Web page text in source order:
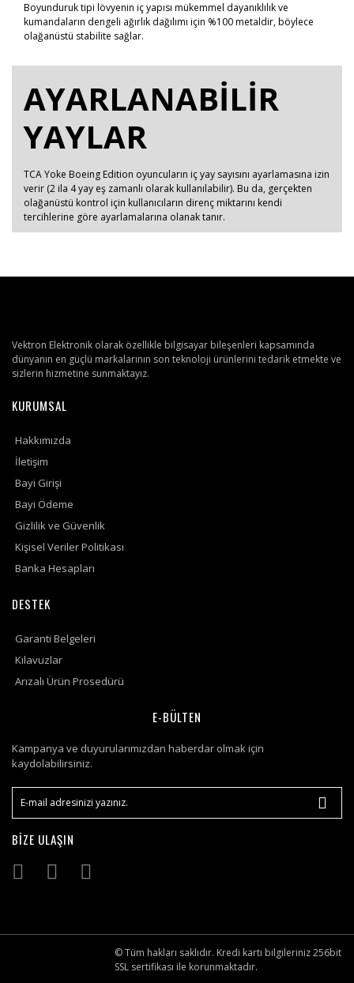
Boyunduruk tipi lövyenin iç yapısı mükemmel dayanıklılık ve
kumandaların dengeli ağırlık dağılımı için %100 metaldir, böylece
olağanüstü stabilite sağlar.
AYARLANABİLİR
YAYLAR
TCA Yoke Boeing Edition oyuncuların iç yay sayısını ayarlamasına izin
verir (2 ila 4 yay eş zamanlı olarak kullanılabilir). Bu da, gerçekten
olağanüstü kontrol için kullanıcıların direnç miktarını kendi
tercihlerine göre ayarlamalarına olanak tanır.
Vektron Elektronik olarak özellikle bilgisayar bileşenleri kapsamında
dünyanın en güçlü markalarının son teknoloji ürünlerini tedarik etmekte ve
sizlerin hizmetine sunmaktayız.
KURUMSAL
Hakkımızda
İletişim
Bayi Girişi
Bayi Ödeme
Gizlilik ve Güvenlik
Kişisel Veriler Politikası
Banka Hesapları
DESTEK
Garanti Belgeleri
Kılavuzlar
Arızalı Ürün Prosedürü
E-BÜLTEN
Kampanya ve duyurularımızdan haberdar olmak için
kaydolabilirsiniz.
BİZE ULAŞIN
© Tüm hakları saklıdır. Kredi kartı bilgileriniz 256bit
SSL sertifikası ile korunmaktadır.